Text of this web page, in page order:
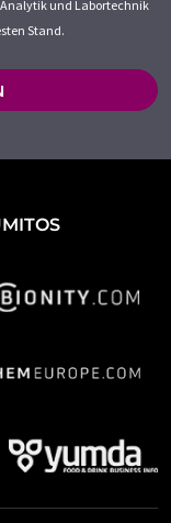
und Labortechnik
Stand.